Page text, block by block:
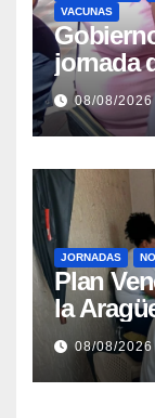
VACUNAS
jornada
Guaira
08/08/2026
JORNADAS
Plan
la
Aragua
08/08/2026